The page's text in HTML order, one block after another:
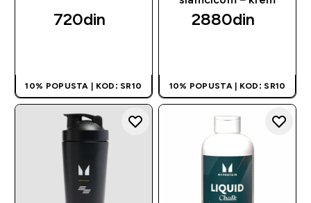
720din‎
10% POPUSTA | KOD: SR10
2880din‎
10% POPUSTA | KOD: SR10